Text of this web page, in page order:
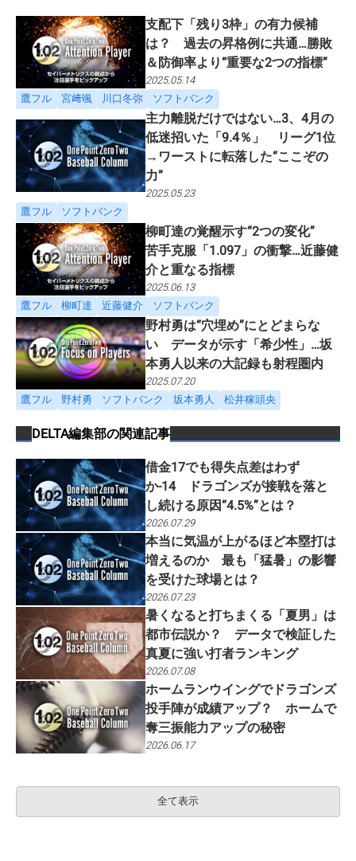
支配下「残り3枠」の有力候補
は？ 過去の昇格例に共通…勝敗
＆防御率より“重要な2つの指標”
2025.05.14
鷹フル
宮﨑颯 川口冬弥 ソフトバンク
主力離脱だけではない…3、4月の
低迷招いた「9.4％」 リーグ1位
→ワーストに転落した“ここぞの
力”
2025.05.23
鷹フル
ソフトバンク
柳町達の覚醒示す“2つの変化”
苦手克服「1.097」の衝撃…近藤健
介と重なる指標
2025.06.13
鷹フル
柳町達 近藤健介 ソフトバンク
野村勇は“穴埋め”にとどまらな
い データが示す「希少性」…坂
本勇人以来の大記録も射程圏内
2025.07.20
鷹フル
野村勇 ソフトバンク 坂本勇人 松井稼頭央
DELTA編集部の関連記事
借金17でも得失点差はわず
か-14 ドラゴンズが接戦を落と
し続ける原因“4.5%”とは？
2026.07.29
本当に気温が上がるほど本塁打は
増えるのか 最も「猛暑」の影響
を受けた球場とは？
2026.07.23
暑くなると打ちまくる「夏男」は
都市伝説か？ データで検証した
真夏に強い打者ランキング
2026.07.08
ホームランウイングでドラゴンズ
投手陣が成績アップ？ ホームで
奪三振能力アップの秘密
2026.06.17
全て表示